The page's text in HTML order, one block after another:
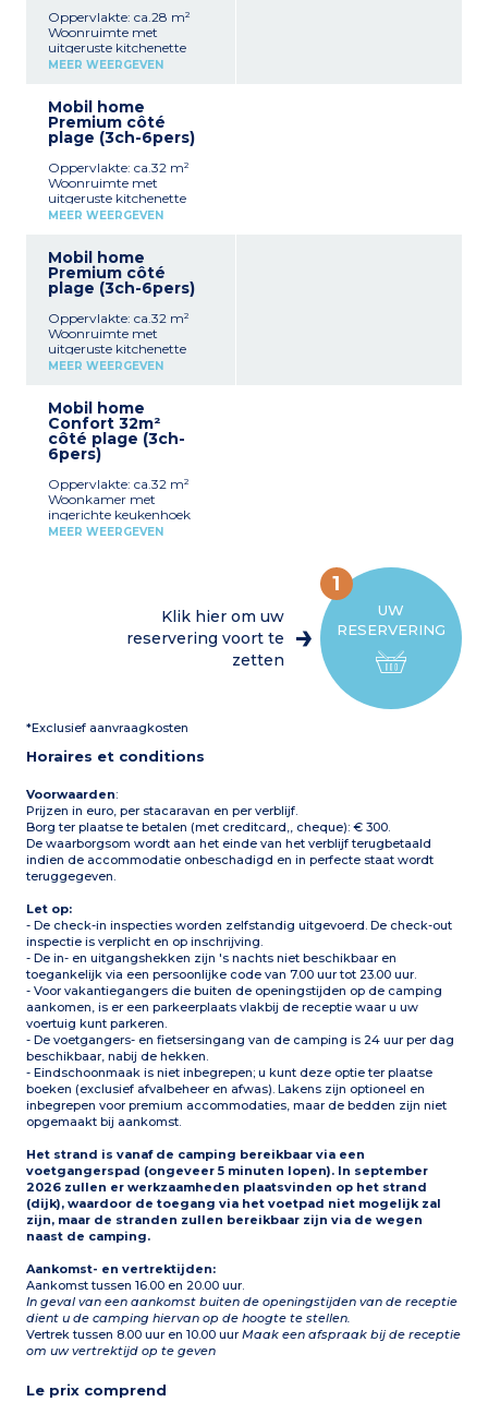
Oppervlakte: ca.28 m²
Woonruimte met
uitgeruste kitchenette
(koelkast, magnetron,
broodrooster...)
Woonkamer met bank,
eethoek en tv
tweepersoonsbed
(140x190)
1 slaapkamer met 2
eenpersoonsbedden
Badkamer
Apart toilet
Verhoogd houten terras
met tuinmeubilair, 2
Airconditioning
Maximale capaciteit: 4
personen, inclusief baby
- Lakens en handdoeken
voorzien voor
ingeschreven deelnemers
(bedden zijn niet
opgemaakt bij aankomst)
MEER WEERGEVEN
Mobil home
Premium côté
plage (3ch-6pers)
Oppervlakte: ca.32 m²
Woonruimte met
uitgeruste kitchenette
(koelkast, magnetron,
vaatwasser...)
Woonkamer met bank,
eethoek en tv
tweepersoonsbed
(140x190)
2 slaapkamers met 2
eenpersoonsbedden
Badkamer
Apart toilet
Verhoogd houten terras
met tuinmeubilair, 2
ligstoelen, gasplancha
Maximale capaciteit: 6
personen, inclusief baby
Let op:
opgemaakt bij aankomst)
MEER WEERGEVEN
Mobil home
Premium côté
plage (3ch-6pers)
Oppervlakte: ca.32 m²
Woonruimte met
uitgeruste kitchenette
(koelkast, magnetron,
broodrooster...)
Woonkamer met bank,
eethoek en tv
1 slaapkamer met 1
(140x190)
2 slaapkamers met 2
eenpersoonsbedden
(80x190)
ligstoelen, gasplancha
Maximale capaciteit: 6
ingeschreven deelnemers
(bedden zijn niet
opgemaakt bij aankomst)
MEER WEERGEVEN
Mobil home
Confort 32m²
côté plage (3ch-
6pers)
Oppervlakte: ca.32 m²
Woonkamer met
ingerichte keukenhoek
(koelkast, magnetron,
2 slaapkamers met 2
Maximale capaciteit: 6
baby/kind
MEER WEERGEVEN
UW
RESERVERING
1
Klik hier om uw
reservering voort te
zetten
*Exclusief aanvraagkosten
Horaires et conditions
Voorwaarden:
Prijzen in euro, per stacaravan en per verblijf.
Borg ter plaatse te betalen (met creditcard,, cheque): € 300.
De waarborgsom wordt aan het einde van het verblijf terugbetaald
indien de accommodatie onbeschadigd en in perfecte staat wordt
teruggegeven.
Let op:
- De check-in inspecties worden zelfstandig uitgevoerd. De check-out
inspectie is verplicht en op inschrijving.
- De in- en uitgangshekken zijn 's nachts niet beschikbaar en
toegankelijk via een persoonlijke code van 7.00 uur tot 23.00 uur.
- Voor vakantiegangers die buiten de openingstijden op de camping
aankomen, is er een parkeerplaats vlakbij de receptie waar u uw
voertuig kunt parkeren.
- De voetgangers- en fietsersingang van de camping is 24 uur per dag
beschikbaar, nabij de hekken.
- Eindschoonmaak is niet inbegrepen; u kunt deze optie ter plaatse
boeken (exclusief afvalbeheer en afwas). Lakens zijn optioneel en
inbegrepen voor premium accommodaties, maar de bedden zijn niet
opgemaakt bij aankomst.
Het strand is vanaf de camping bereikbaar via een
voetgangerspad (ongeveer 5 minuten lopen). In september
2026 zullen er werkzaamheden plaatsvinden op het strand
(dijk), waardoor de toegang via het voetpad niet mogelijk zal
zijn, maar de stranden zullen bereikbaar zijn via de wegen
naast de camping.
Aankomst- en vertrektijden:
Aankomst tussen 16.00 en 20.00 uur.
In geval van een aankomst buiten de openingstijden van de receptie
dient u de camping hiervan op de hoogte te stellen.
Vertrek tussen 8.00 uur en 10.00 uurMaak een afspraak bij de receptie
om uw vertrektijd op te geven
Le prix comprend